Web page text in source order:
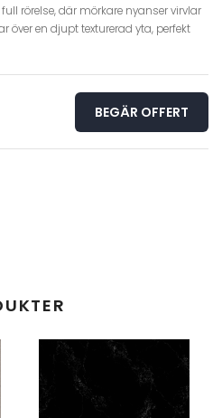
rörelse, där mörkare nyanser virvlar
en djupt texturerad yta, perfekt
BEGÄR OFFERT